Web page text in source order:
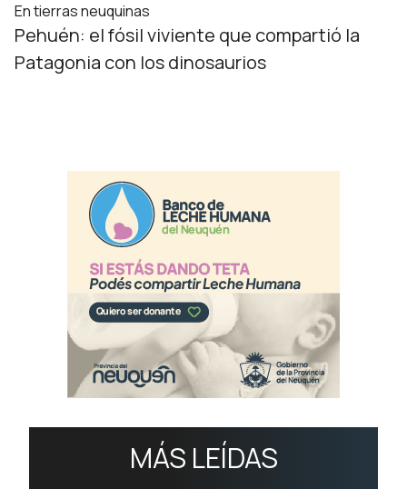
En tierras neuquinas
Pehuén: el fósil viviente que compartió la
Patagonia con los dinosaurios
MÁS LEÍDAS